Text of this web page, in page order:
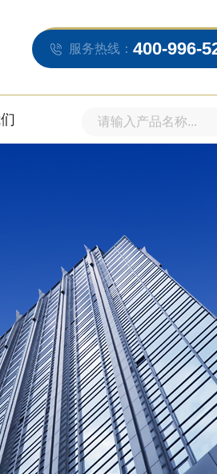
服务热线： 400-996-